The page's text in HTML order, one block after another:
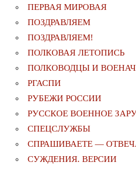
ПЕРВАЯ МИРОВАЯ
ПОЗДРАВЛЯЕМ
ПОЗДРАВЛЯЕМ!
ПОЛКОВАЯ ЛЕТОПИСЬ
ПОЛКОВОДЦЫ И
РГАСПИ
РУБЕЖИ РОССИИ
РУССКОЕ ВОЕННОЕ
СПЕЦСЛУЖБЫ
СПРАШИВАЕТЕ —
СУЖДЕНИЯ. ВЕРСИИ